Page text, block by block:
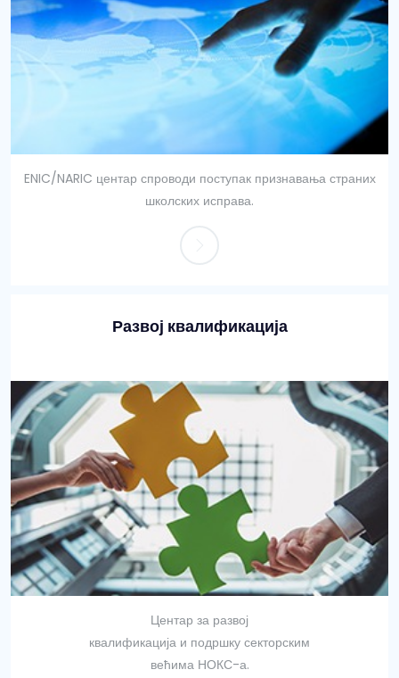
ENIC/NARIC центар спроводи поступак признавања страних
школских исправа.
Развој квалификација
Центар за развој
квалификација и подршку секторским
већима НОКС-а.